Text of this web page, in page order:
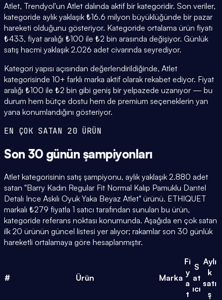
Atlet, Trendyol'un Atlet dalında aktif bir kategoridir. Son veriler,
kategoride aylık yaklaşık ₺16.6 milyon büyüklüğünde bir pazar
hareketi olduğunu gösteriyor. Kategoride ortalama ürün fiyatı
₺433, fiyat aralığı ₺100 ile ₺2 bin arasında değişiyor. Günlük
satış hacmi yaklaşık 2.026 adet civarında seyrediyor.
Kategori yapısı açısından değerlendirildiğinde, Atlet
kategorisinde 10+ farklı marka aktif olarak rekabet ediyor. Fiyat
aralığı ₺100 ile ₺2 bin gibi geniş bir yelpazede uzanıyor — bu
durum hem bütçe dostu hem de premium seçeneklerin yan
yana konumlandığını gösteriyor.
EN ÇOK SATAN 20 ÜRÜN
Son 30 günün şampiyonları
Atlet kategorisinin satış şampiyonu, aylık yaklaşık 2.880 adet
satan "Barry Kadın Regular Fit Normal Kalıp Pamuklu Dantel
Detalı Ince Askılı Oyuk Yaka Beyaz Atlet" ürünü. ETHIQUET
markalı ₺279 fiyatla 1 satıcı tarafından sunulan bu ürün,
kategoride referans noktası konumunda. Aşağıda en çok satan
ilk 20 ürünün güncel listesi yer alıyor; rakamlar son 30 günlük
hareketli ortalamaya göre hesaplanmıştır.
# Ürün Marka
Fi
y
a
t
S
at
ıcı
Aylı
k
satı
ş